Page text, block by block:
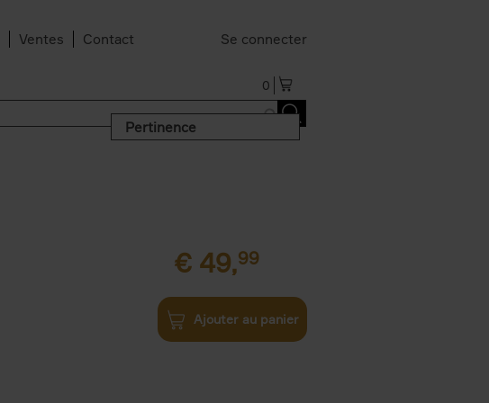
Ventes Contact Se connecter
0
Pertinence
€ 49,99
Ajouter au panier